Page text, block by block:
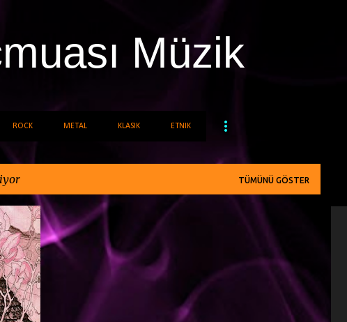
Müzik
ROCK METAL KLASIK ETNIK
TÜMÜNÜ GÖSTER